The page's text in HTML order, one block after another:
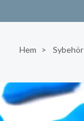
Hem Sybehör